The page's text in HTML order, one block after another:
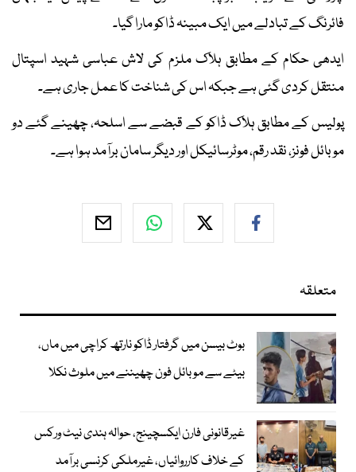
فائرنگ کے تبادلے میں ایک مبینہ ڈاکو مارا گیا۔
ایدھی حکام کے مطابق ہلاک ملزم کی لاش عباسی شہید اسپتال
منتقل کردی گئی ہے جبکہ اس کی شناخت کا عمل جاری ہے۔
پولیس کے مطابق ہلاک ڈاکو کے قبضے سے اسلحہ، چھینے گئے دو
موبائل فونز، نقد رقم، موٹرسائیکل اور دیگر سامان برآمد ہوا ہے۔
متعلقہ
بوٹ بیسن میں گرفتار ڈاکو نارتھ کراچی میں ماں،
بیٹے سے موبائل فون چھیننے میں ملوث نکلا
غیرقانونی فارن ایکسچینج، حوالہ ہندی نیٹ ورکس
کے خلاف کارروائیاں، غیرملکی کرنسی برآمد